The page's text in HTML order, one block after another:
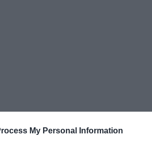
My Personal Information